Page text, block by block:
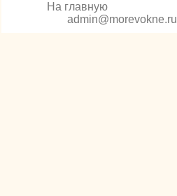
На главную
admin@morevokne.ru